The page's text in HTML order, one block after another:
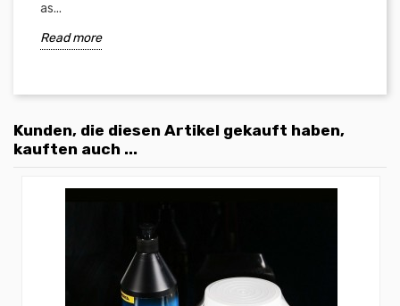
as...
Read more
Kunden, die diesen Artikel gekauft haben,
kauften auch ...